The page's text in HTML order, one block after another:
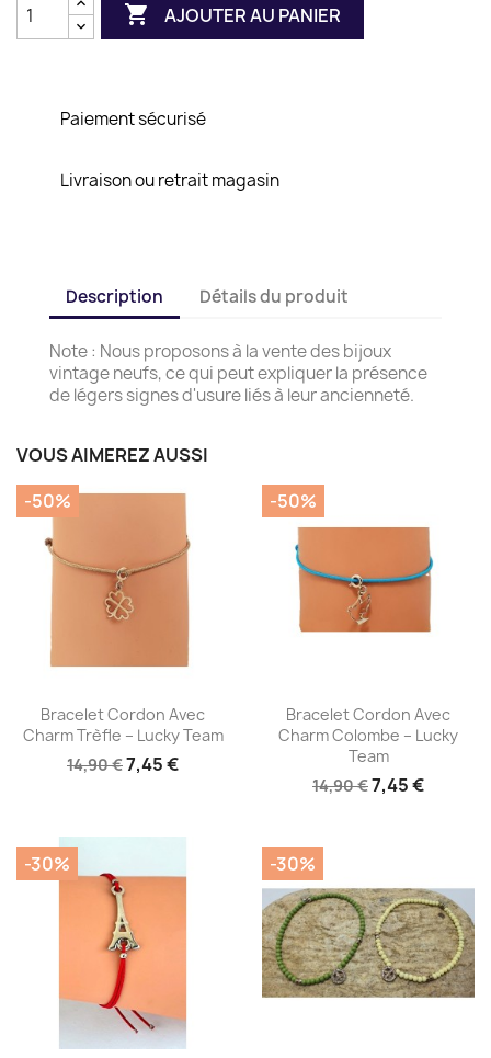
 AJOUTER AU PANIER
Paiement sécurisé
Livraison ou retrait magasin
Description Détails du produit
Note : Nous proposons à la vente des bijoux
vintage neufs, ce qui peut expliquer la présence
de légers signes d'usure liés à leur ancienneté.
VOUS AIMEREZ AUSSI
Aperçu rapide
Bracelet Cordon Avec
Charm Trèfle – Lucky Team
14,90 €7,45 €
-50%
Aperçu rapide
Bracelet Cordon Avec
Charm Colombe – Lucky
Team
14,90 €7,45 €
-50%
-30% -30%